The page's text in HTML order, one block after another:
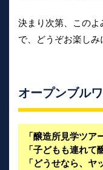
決まり次第、この
で、どうぞお楽しみ
オープンブル
「醸造所見学ツア
「子どもも連れて
「どうせなら、